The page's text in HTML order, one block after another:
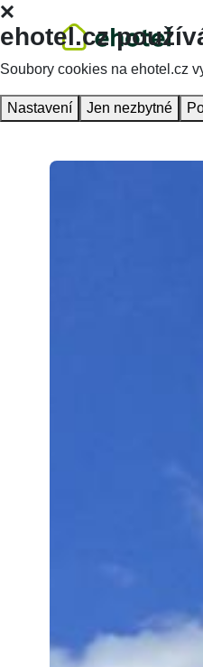
Hlavní stránka
ehotel.cz
Soubory cookies na ehotel.cz
Nastavení Jen nezbytné